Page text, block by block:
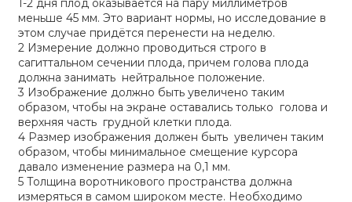
1-2 дня плод оказывается на пару миллиметров
меньше 45 мм. Это вариант нормы, но исследование в
этом случае придётся перенести на неделю.
2 Измерение должно проводиться строго в
сагиттальном сечении плода, причем голова плода
должна занимать нейтральное положение.
3 Изображение должно быть увеличено таким
образом, чтобы на экране оставались только голова и
верхняя часть грудной клетки плода.
4 Размер изображения должен быть увеличен таким
образом, чтобы минимальное смещение курсора
давало изменение размера на 0,1 мм.
5 Толщина воротникового пространства должна
измеряться в самом широком месте. Необходимо